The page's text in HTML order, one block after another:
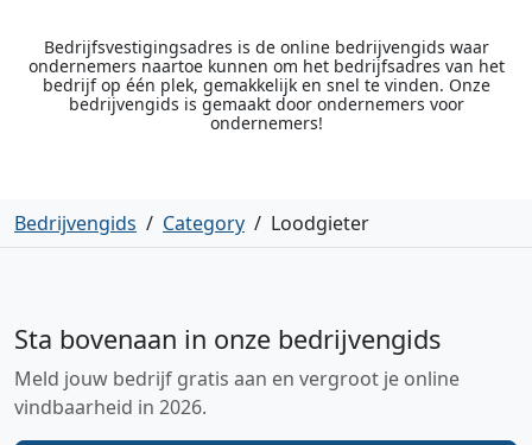
Bedrijfsvestigingsadres is de online bedrijvengids waar
ondernemers naartoe kunnen om het bedrijfsadres van het
bedrijf op één plek, gemakkelijk en snel te vinden. Onze
bedrijvengids is gemaakt door ondernemers voor
ondernemers!
Bedrijvengids / Category / Loodgieter
Sta bovenaan in onze bedrijvengids
Meld jouw bedrijf gratis aan en vergroot je online
vindbaarheid in 2026.